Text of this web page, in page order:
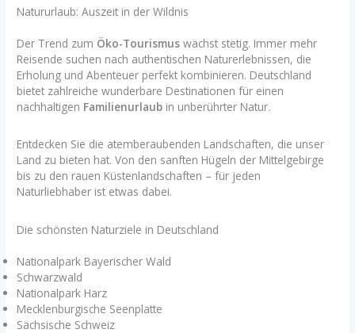
Natururlaub: Auszeit in der Wildnis
Der Trend zum Öko-Tourismus wächst stetig. Immer mehr
Reisende suchen nach authentischen Naturerlebnissen, die
Erholung und Abenteuer perfekt kombinieren. Deutschland
bietet zahlreiche wunderbare Destinationen für einen
nachhaltigen Familienurlaub in unberührter Natur.
Entdecken Sie die atemberaubenden Landschaften, die unser
Land zu bieten hat. Von den sanften Hügeln der Mittelgebirge
bis zu den rauen Küstenlandschaften – für jeden
Naturliebhaber ist etwas dabei.
Die schönsten Naturziele in Deutschland
Nationalpark Bayerischer Wald
Schwarzwald
Nationalpark Harz
Mecklenburgische Seenplatte
Sächsische Schweiz